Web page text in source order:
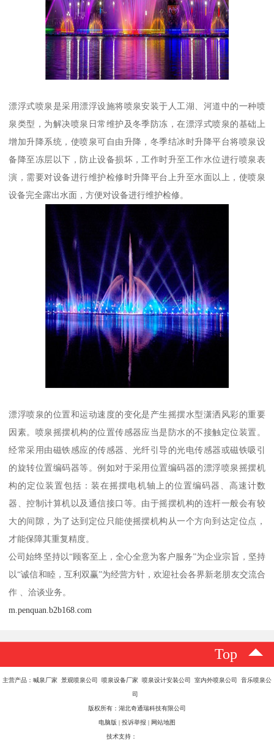
漂浮式喷泉是采用漂浮设施将喷泉安装于人工湖、河道中的一种喷
泉类型，为解决喷泉日常维护及冬季防冻，在漂浮式喷泉的基础上
增加升降系统，使喷泉可自由升降，冬季结冰时升降平台将喷泉设
备降至冻层以下，防止设备损坏，工作时升至工作水位进行喷泉表
演，需要对设备进行维护检修时升降平台上升至水面以上，使喷泉
设备完全露出水面，方便对设备进行维护检修。
漂浮喷泉的位置和运动速度的变化是产生摇摆水型潇洒风彩的重要
因素。喷泉摇摆机构的位置传感器应当是防水的不接触定位装置。
经常采用由磁铁感应的传感器、光纤引导的光电传感器或磁铁吸引
的旋转位置编码器等。例如对于采用位置编码器的漂浮喷泉摇摆机
构的定位装置包括：装在摇摆电机轴上的位置编码器、高速计数
器、控制计算机以及通信接口等。由于摇摆机构的连杆一般会有较
大的间隙，为了达到定位只能使摇摆机构从一个方向到达定位点，
才能保障其重复精度。
公司始终坚持以“顾客至上，全心全意为客户服务”为企业宗旨，坚持
以“诚信和睦，互利双赢”为经营方针，欢迎社会各界新老朋友交流合
作 、洽谈业务。
m.penquan.b2b168.com
Top
主营产品：喊泉厂家 景观喷泉公司 喷泉设备厂家 喷泉设计安装公司 室内外喷泉公司 音乐喷泉公
司
版权所有：湖北奇通瑞科技有限公司
电脑版 投诉举报 网站地图
技术支持：